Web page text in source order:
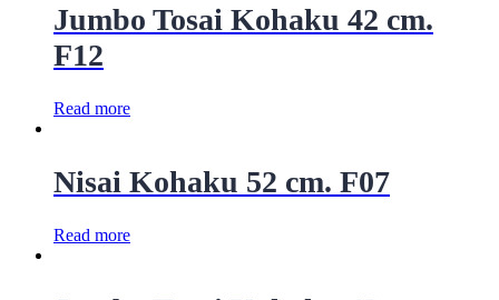
Jumbo Tosai Kohaku 42 cm.
F12
Read more
Nisai Kohaku 52 cm. F07
Read more